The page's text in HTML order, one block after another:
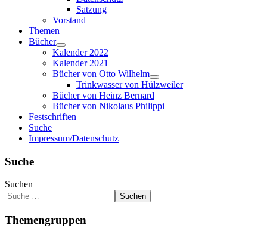
Satzung
Vorstand
Themen
Bücher
Kalender 2022
Kalender 2021
Bücher von Otto Wilhelm
Trinkwasser von Hülzweiler
Bücher von Heinz Bernard
Bücher von Nikolaus Philippi
Festschriften
Suche
Impressum/Datenschutz
Suche
Suchen
Suchen
Themengruppen